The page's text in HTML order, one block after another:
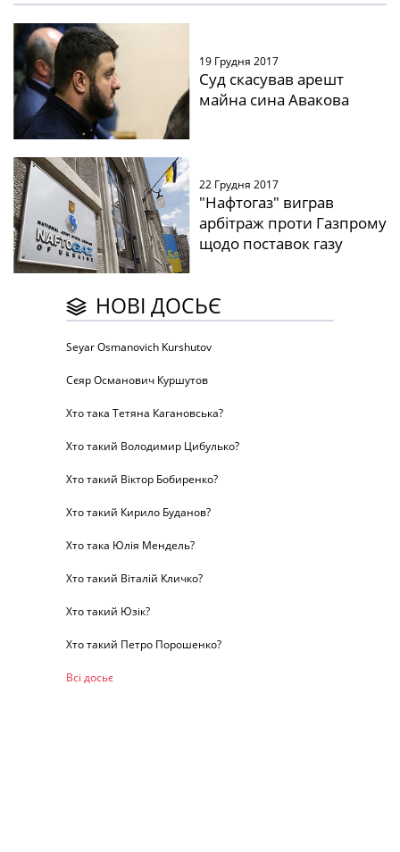
19 Грудня 2017
Суд скасував арешт
майна сина Авакова
22 Грудня 2017
"Нафтогаз" виграв
арбітраж проти Газпрому
щодо поставок газу
НОВІ ДОСЬЄ
Seyar Osmanovich Kurshutov
Сєяр Османович Куршутов
Хто така Тетяна Кагановська?
Хто такий Володимир Цибулько?
Хто такий Віктор Бобиренко?
Хто такий Кирило Буданов?
Хто така Юлія Мендель?
Хто такий Віталій Кличко?
Хто такий Юзік?
Хто такий Петро Порошенко?
Всі досьє